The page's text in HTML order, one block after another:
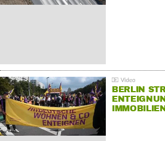
BERLIN